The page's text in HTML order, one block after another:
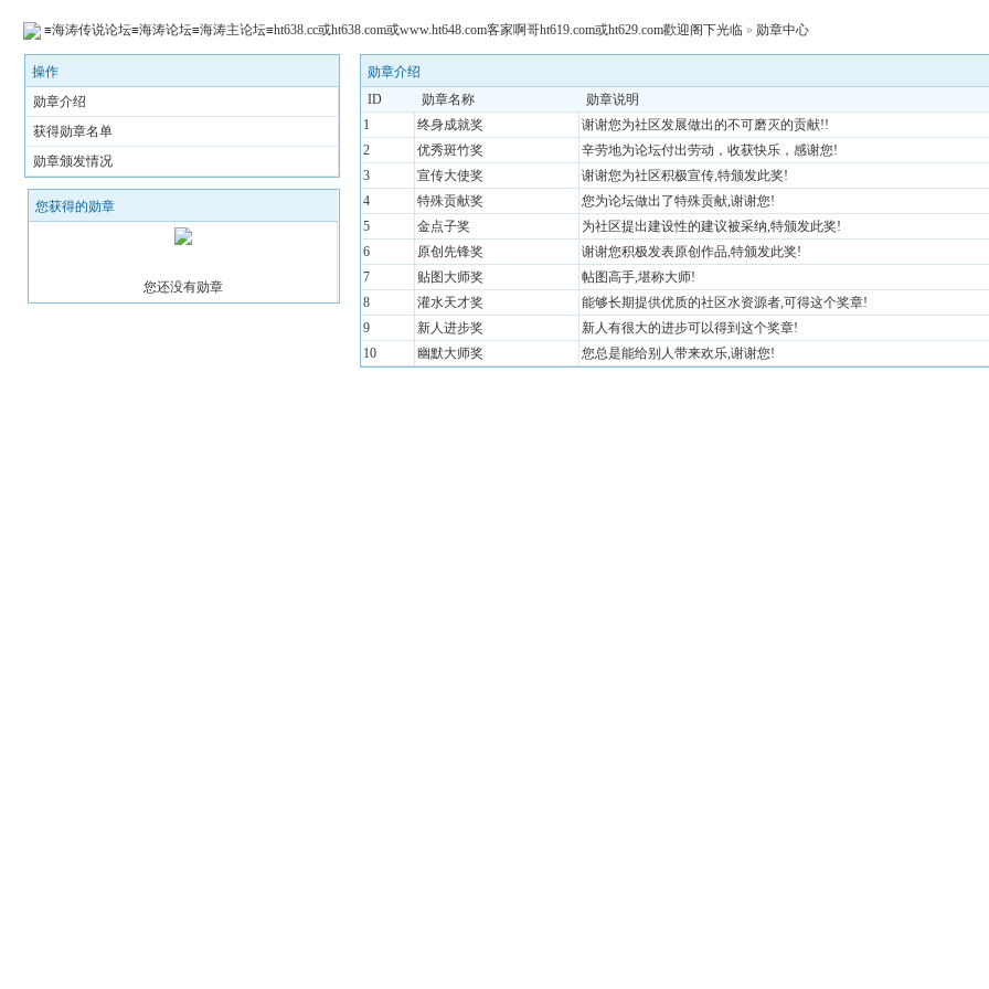
≡海涛传说论坛≡海涛论坛≡海涛主论坛≡ht638.cc或ht638.com或www.ht648.com客家啊哥ht619.com或ht629.com歡迎阁下光临 » 勋章中心
操作
勋章介绍
获得勋章名单
勋章颁发情况
您获得的勋章
您还没有勋章
勋章介绍
ID
勋章名称
勋章说明
1
终身成就奖
谢谢您为社区发展做出的不可磨灭的贡献!!
2
优秀斑竹奖
辛劳地为论坛付出劳动，收获快乐，感谢您!
3
宣传大使奖
谢谢您为社区积极宣传,特颁发此奖!
4
特殊贡献奖
您为论坛做出了特殊贡献,谢谢您!
5
金点子奖
为社区提出建设性的建议被采纳,特颁发此奖!
6
原创先锋奖
谢谢您积极发表原创作品,特颁发此奖!
7
贴图大师奖
帖图高手,堪称大师!
8
灌水天才奖
能够长期提供优质的社区水资源者,可得这个奖章!
9
新人进步奖
新人有很大的进步可以得到这个奖章!
10
幽默大师奖 您总是能给别人带来欢乐,谢谢您!